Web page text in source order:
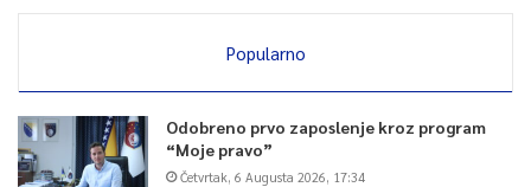
Popularno
Odobreno prvo zaposlenje kroz program
“Moje pravo”
Četvrtak, 6 Augusta 2026, 17:34